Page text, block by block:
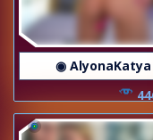
◉ AlyonaKatya